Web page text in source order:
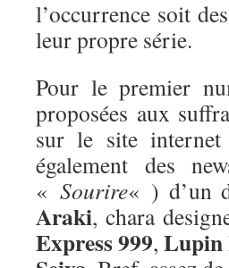
l’occurrence soit
leur propre série.
Pour le premier
proposées aux
sur le site internet
également des
« Sourire« ) d’un
Araki, chara
Express 999,